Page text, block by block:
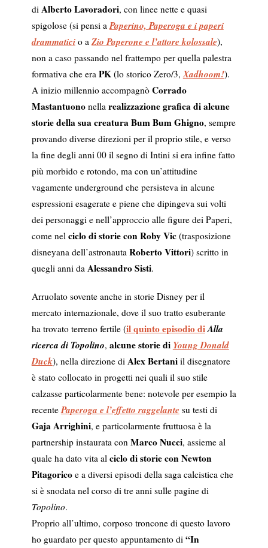
di Alberto Lavoradori, con linee nette e quasi
spigolose (si pensi aPaperino, Paperoga e i paperi
drammaticio a Zio Paperone e l’attore kolossale),
non a caso passando nel frattempo per quella palestra
formativa che era PK(lo storico Zero/3,Xadhoom!).
A inizio millennio accompagnò Corrado
Mastantuononella realizzazione grafica di alcune
storie della sua creatura Bum Bum Ghigno, sempre
provando diverse direzioni per il proprio stile, e verso
la fine degli anni 00 il segno di Intini si era infine fatto
più morbido e rotondo, ma con un’attitudine
vagamente underground che persisteva in alcune
espressioni esagerate e piene che dipingeva sui volti
dei personaggi e nell’approccio alle figure dei Paperi,
come nel ciclo di storie con Roby Vic(trasposizione
disneyana dell’astronauta Roberto Vittori) scritto in
quegli anni da Alessandro Sisti.
Arruolato sovente anche in storie Disney per il
mercato internazionale, dove il suo tratto esuberante
ha trovato terreno fertile (il quinto episodio diAlla
ricerca di Topolino, alcune storie di Young Donald
Duck), nella direzione di Alex Bertaniil disegnatore
è stato collocato in progetti nei quali il suo stile
calzasse particolarmente bene: notevole per esempio la
recentePaperoga e l’effetto raggelante su testi di
Gaja Arrighini, e particolarmente fruttuosa è la
partnership instaurata con Marco Nucci, assieme al
quale ha dato vita al ciclo di storie con Newton
Pitagoricoe a diversi episodi della saga calcistica che
si è snodata nel corso di tre anni sulle pagine di
Topolino.
Proprio all’ultimo, corposo troncone di questo lavoro
ho guardato per questo appuntamento di “In